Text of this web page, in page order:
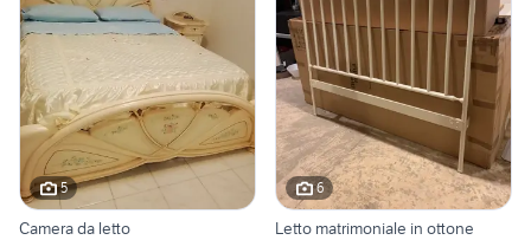
5
Camera da letto
6
Letto matrimoniale in ottone